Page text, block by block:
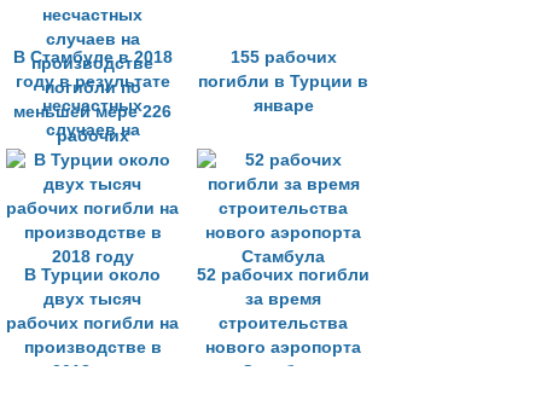
В Стамбуле в 2018
году в результате
несчастных
случаев на
производстве
погибли по
меньшей мере 226
рабочих
155 рабочих
погибли в Турции в
январе
В Турции около
двух тысяч
рабочих погибли на
производстве в
2018 году
52 рабочих погибли
за время
строительства
нового аэропорта
Стамбула